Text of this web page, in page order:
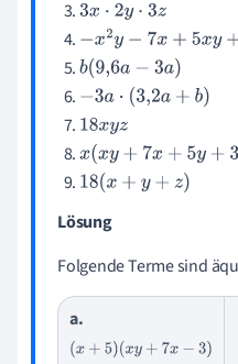
3x⋅ 2 y⋅3z
−x2y−7 x+ 5xy +32y+15
b(9,6a− 3a )
−3a⋅( 3 2a+b)
18xyz
x(xy+7x+ 5y+ 32 −15
18(x+ y+z)
Lösung
Folgende Terme sind
a.
(x+5)(xy+7x−3)